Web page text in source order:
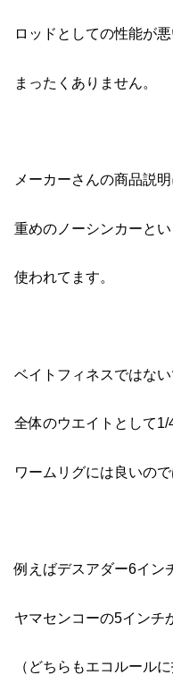
ロッドとしての性能が
まったくありません。
メーカーさんの商品説
重めのノーシンカーと
使われてます。
ベイトフィネスではない
全体のウエイトとして
ワームリグには良いの
例えばデスアダー6イン
ヤマセンコーの5インチ
（どちらもエコルール